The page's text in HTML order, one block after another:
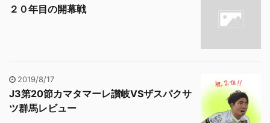
２０年目の開幕戦
2019/8/17
J3第20節カマタマーレ讃岐VSザスパクサ
ツ群馬レビュー